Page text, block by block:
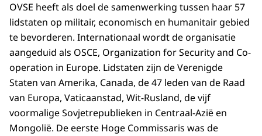
OVSE heeft als doel de samenwerking tussen haar 57
lidstaten op militair, economisch en humanitair gebied
te bevorderen. Internationaal wordt de organisatie
aangeduid als OSCE, Organization for Security and Co-
operation in Europe. Lidstaten zijn de Verenigde
Staten van Amerika, Canada, de 47 leden van de Raad
van Europa, Vaticaanstad, Wit-Rusland, de vijf
voormalige Sovjetrepublieken in Centraal-Azië en
Mongolië. De eerste Hoge Commissaris was de